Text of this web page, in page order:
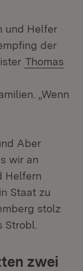
und Helfer
der
Thomas
„Wenn
Aber
wir an
Helfern
Staat zu
stolz
Strobl.
zwei